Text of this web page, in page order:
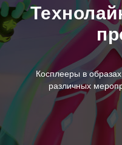
Косплееры в
различных